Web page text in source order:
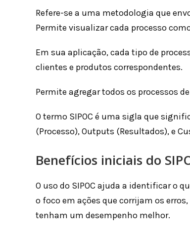
Refere-se a uma metodologia que
Permite visualizar cada processo
Em sua aplicação, cada tipo de
clientes e produtos correspondentes.
Permite agregar todos os processos
O termo SIPOC é uma sigla que
(Processo), Outputs (Resultados), e
Benefícios iniciais do
O uso do SIPOC ajuda a identificar o
o foco em ações que corrijam os
tenham um desempenho melhor.